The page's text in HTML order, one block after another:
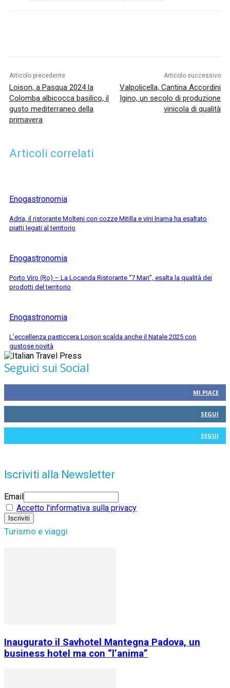
Articolo precedente
Loison, a Pasqua 2024 la
Colomba albicocca basilico, il
gusto mediterraneo della
primavera
Articolo successivo
Valpolicella, Cantina Accordini
Igino, un secolo di produzione
vinicola di qualità
Articoli correlati
Enogastronomia
Adria, il ristorante Molteni con cozze Mitilla e vini Inama ha esaltato
piatti legati al territorio
Enogastronomia
Porto Viro (Ro) – La Locanda Ristorante “7 Mari”, esalta la qualità dei
prodotti del territorio
Enogastronomia
L’eccellenza pasticcera Loison scalda anche il Natale 2025 con
gustose novità
Seguici sui Social
MI PIACE
SEGUI
SEGUI
Iscriviti alla Newsletter
Email
Accetto l'informativa sulla privacy
Turismo e viaggi
Inaugurato il Savhotel Mantegna Padova, un
business hotel ma con “l’anima”